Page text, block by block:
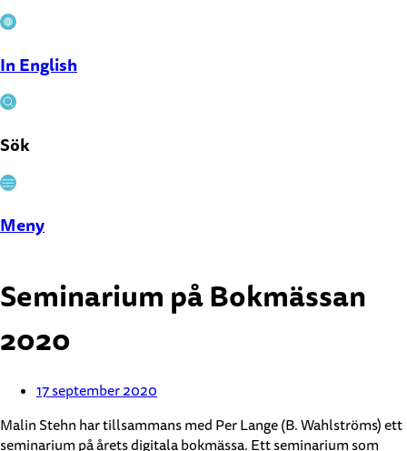
In English
Sök
Stäng
Meny
Seminarium på Bokmässan
2020
17 september 2020
Malin Stehn har tillsammans med Per Lange (B. Wahlströms) ett
seminarium på årets digitala bokmässa. Ett seminarium som